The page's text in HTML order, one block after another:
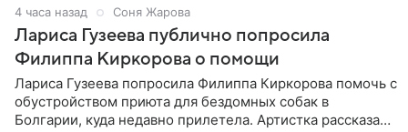
4 часа назад Соня Жарова
Лариса Гузеева публично попросила
Филиппа Киркорова о помощи
Лариса Гузеева попросила Филиппа Киркорова помочь с
обустройством приюта для бездомных собак в
Болгарии, куда недавно прилетела. Артистка рассказала